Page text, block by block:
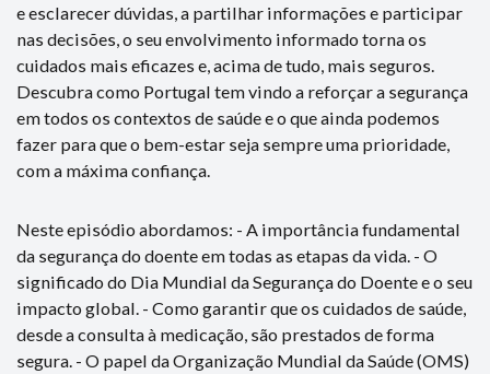
e esclarecer dúvidas, a partilhar informações e participar
nas decisões, o seu envolvimento informado torna os
cuidados mais eficazes e, acima de tudo, mais seguros.
Descubra como Portugal tem vindo a reforçar a segurança
em todos os contextos de saúde e o que ainda podemos
fazer para que o bem-estar seja sempre uma prioridade,
com a máxima confiança.
Neste episódio abordamos: - A importância fundamental
da segurança do doente em todas as etapas da vida. - O
significado do Dia Mundial da Segurança do Doente e o seu
impacto global. - Como garantir que os cuidados de saúde,
desde a consulta à medicação, são prestados de forma
segura. - O papel da Organização Mundial da Saúde (OMS)